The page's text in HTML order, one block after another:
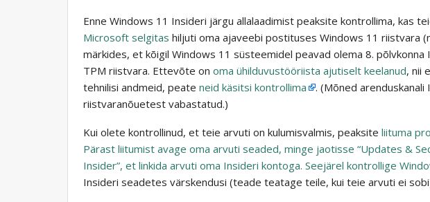
Enne Windows 11 Insideri järgu allalaadimist peaksite kontrollima, kas
Microsoft selgitas hiljuti oma ajaveebi postituses Windows 11 riistvara
märkides, et kõigil Windows 11 süsteemidel peavad olema 8. põlvkonna
TPM riistvara. Ettevõte on oma ühilduvustööriista ajutiselt keelanud, nii
tehnilisi andmeid, peate neid käsitsi kontrollima
. (Mõned arenduskanali
riistvaranõuetest vabastatud.)
Kui olete kontrollinud, et teie arvuti on kulumisvalmis, peaksite liituma
Pärast liitumist avage oma arvuti seaded, minge jaotisse “Updates &
Insider”, et linkida arvuti oma Insideri kontoga. Seejärel kontrollige
Insideri seadetes värskendusi (teade teatage teile, kui teie arvuti ei